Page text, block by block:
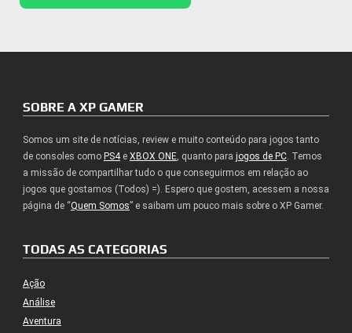
SOBRE A XP GAMER
Somos um site de notícias, review e muito conteúdo para jogos tanto
de consoles como PS4e XBOX ONE, quanto para jogos de PC. Temos
a missão de compartilhar tudo o que conseguirmos em relação ao
jogos que gostamos (Todos) =). Espero que gostem, acessem a nossa
página de “Quem Somos” e saibam um pouco mais sobre o XP Gamer.
TODAS AS CATEGORIAS
Ação
Análise
Aventura